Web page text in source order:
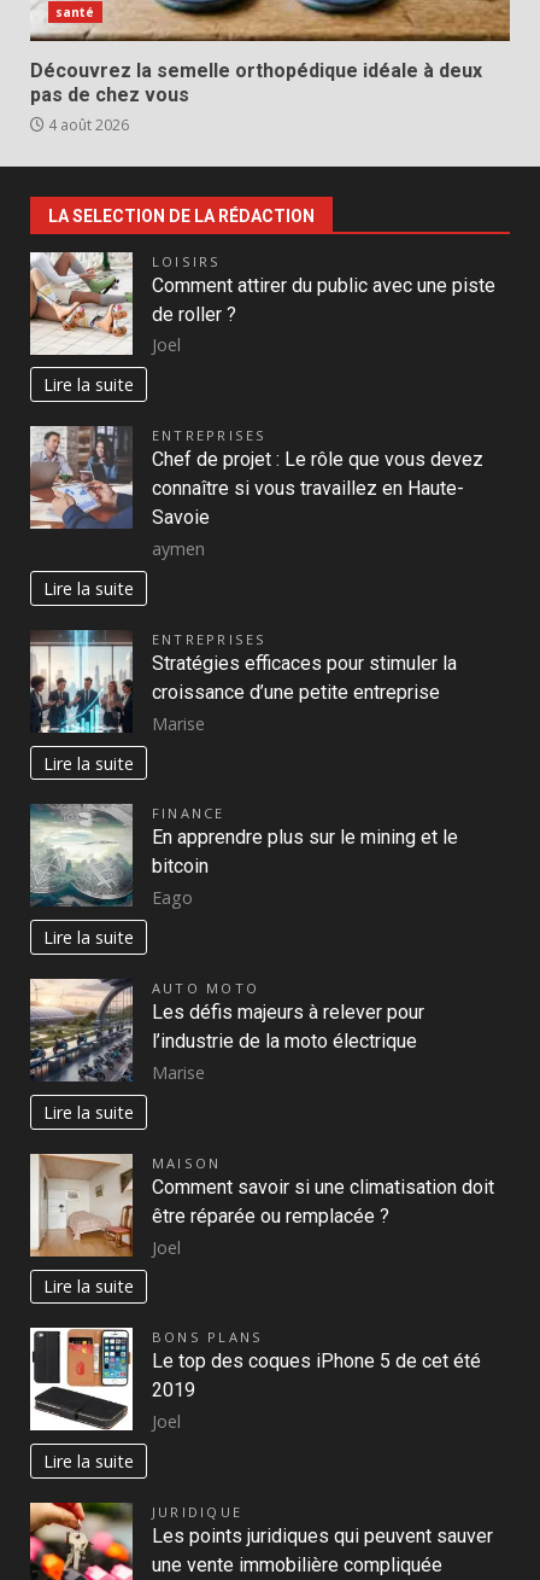
santé
Découvrez la semelle orthopédique idéale à deux
pas de chez vous
4 août 2026
LA SELECTION DE LA RÉDACTION
LOISIRS
Comment attirer du public avec une piste
de roller ?
Joel
Lire la suite
ENTREPRISES
Chef de projet : Le rôle que vous devez
connaître si vous travaillez en Haute-
Savoie
aymen
Lire la suite
ENTREPRISES
Stratégies efficaces pour stimuler la
croissance d’une petite entreprise
Marise
Lire la suite
FINANCE
En apprendre plus sur le mining et le
bitcoin
Eago
Lire la suite
AUTO MOTO
Les défis majeurs à relever pour
l’industrie de la moto électrique
Marise
Lire la suite
MAISON
Comment savoir si une climatisation doit
être réparée ou remplacée ?
Joel
Lire la suite
BONS PLANS
Le top des coques iPhone 5 de cet été
2019
Joel
Lire la suite
JURIDIQUE
Les points juridiques qui peuvent sauver
une vente immobilière compliquée